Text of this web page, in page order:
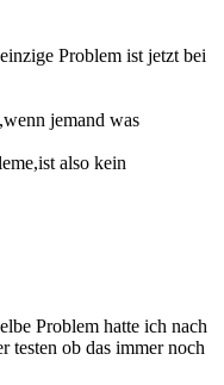
Problem ist jetzt bei
jemand was
also kein
Problem hatte ich nach
testen ob das immer noch